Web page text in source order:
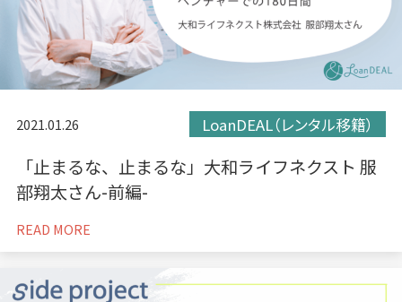
2021.01.26 LoanDEAL（レンタル移籍）
「止まるな、止まるな」大和ライフネクスト 服
部翔太さん-前編-
READ MORE